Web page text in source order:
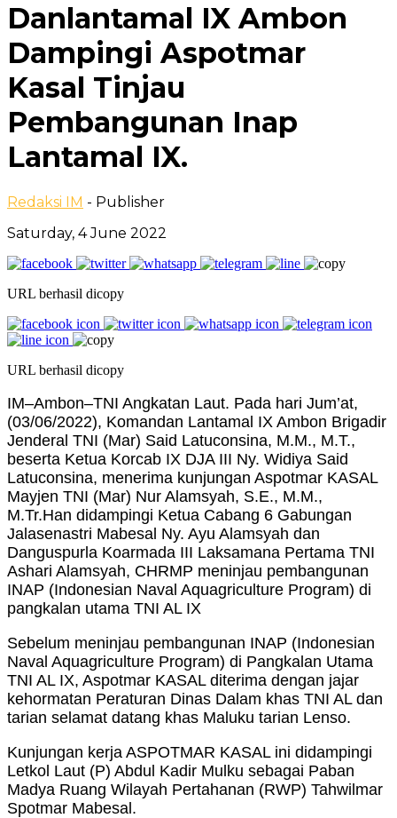
Danlantamal IX Ambon
Dampingi Aspotmar
Kasal Tinjau
Pembangunan Inap
Lantamal IX.
Redaksi IM - Publisher
Saturday, 4 June 2022
URL berhasil dicopy
URL berhasil dicopy
IM–Ambon–TNI Angkatan Laut. Pada hari Jum’at,
(03/06/2022), Komandan Lantamal IX Ambon Brigadir
Jenderal TNI (Mar) Said Latuconsina, M.M., M.T.,
beserta Ketua Korcab IX DJA III Ny. Widiya Said
Latuconsina, menerima kunjungan Aspotmar KASAL
Mayjen TNI (Mar) Nur Alamsyah, S.E., M.M.,
M.Tr.Han didampingi Ketua Cabang 6 Gabungan
Jalasenastri Mabesal Ny. Ayu Alamsyah dan
Danguspurla Koarmada III Laksamana Pertama TNI
Ashari Alamsyah, CHRMP meninjau pembangunan
INAP (Indonesian Naval Aquagriculture Program) di
pangkalan utama TNI AL IX
Sebelum meninjau pembangunan INAP (Indonesian
Naval Aquagriculture Program) di Pangkalan Utama
TNI AL IX, Aspotmar KASAL diterima dengan jajar
kehormatan Peraturan Dinas Dalam khas TNI AL dan
tarian selamat datang khas Maluku tarian Lenso.
Kunjungan kerja ASPOTMAR KASAL ini didampingi
Letkol Laut (P) Abdul Kadir Mulku sebagai Paban
Madya Ruang Wilayah Pertahanan (RWP) Tahwilmar
Spotmar Mabesal.